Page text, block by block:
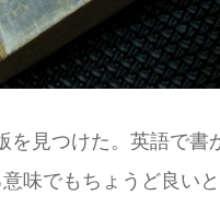
を見つけた。英語で
味でもちょうど良いと